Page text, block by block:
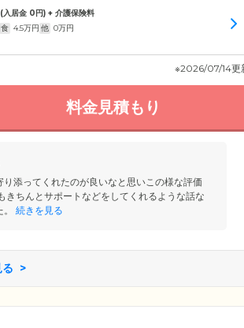
(入居金 0円) + 介護保険料
食 4.5万円 他 0万円
※2026/07/14更
料金見積もり
添ってくれたのが良いなと思いこの様な評価
きちんとサポートなどをしてくれるような話な
続きを見る